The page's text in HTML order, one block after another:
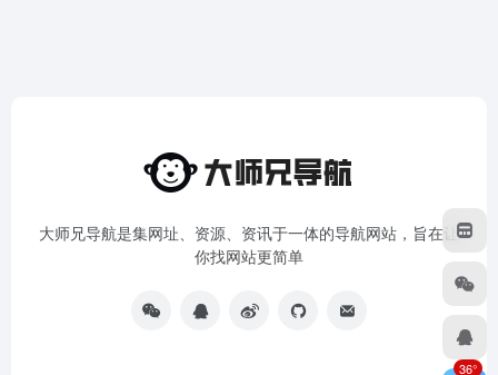
大师兄导航是集网址、资源、资讯于一体的导航网站，旨在让
你找网站更简单
36°